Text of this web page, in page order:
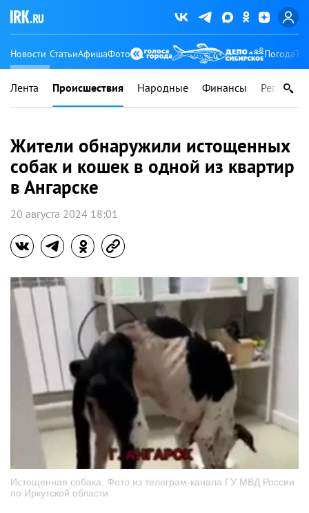
Новости СтатьиАфишаФото Погода
Лента Происшествия Народные Финансы Регионы
Жители обнаружили истощенных
собак и кошек в одной из квартир
в Ангарске
20 августа 2024 18:01
Истощенная собака. Фото из телеграм-канала ГУ МВД России
по Иркутской области